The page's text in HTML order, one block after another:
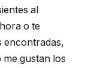
al
o te
encontradas,
gustan los